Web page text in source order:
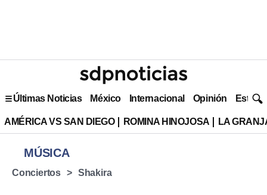
Últimas Noticias México Internacional Opinión Estilo
AMÉRICA VS SAN DIEGO ROMINA HINOJOSA LA
MÚSICA
Conciertos Shakira